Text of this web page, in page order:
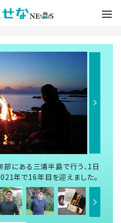
にある三浦半島で行う、1日
年で16年目を迎えました。